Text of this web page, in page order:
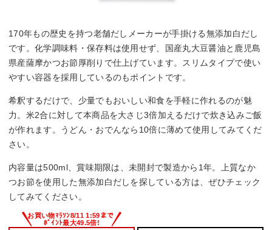
170年もの歴史を持つ老舗だしメーカーが手掛ける無添加白だし
です。化学調味料・保存料は使用せず、国産丸大豆醤油と鹿児島
県産薩摩かつお節厚削りで仕上げています。スリムタイプで使い
やすい容器を採用しているのもポイントです。
希釈するだけで、少量でもおいしい和食を手軽に作れるのが魅
力。米2合に対して本商品を大さじ3倍加えるだけで炊き込みご飯
が作れます。うどん・おでんなら10倍に薄めて使用してみてくだ
さい。
内容量は500ml、賞味期限は、未開封で製造から1年。上質なか
つお節を使用した無添加白だしを探している方は、ぜひチェック
してみてください。